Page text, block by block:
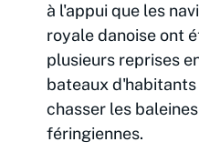
à l'appui que les
royale danoise ont
plusieurs reprises
bateaux d'habitants
chasser les
féringiennes.